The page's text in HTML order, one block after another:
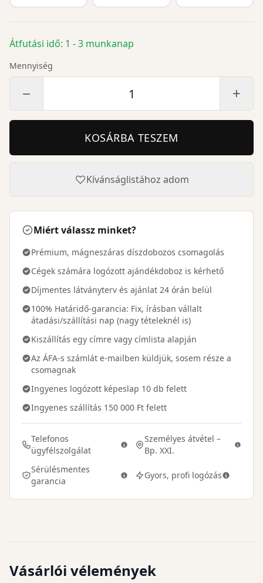
Átfutási idő: 1 - 3 munkanap
Mennyiség
− +
KOSÁRBA TESZEM
Kívánságlistához adom
Miért válassz minket?
Prémium, mágneszáras díszdobozos csomagolás
Cégek számára logózott ajándékdoboz is kérhető
Díjmentes látványterv és ajánlat 24 órán belül
100% Határidő-garancia: Fix, írásban vállalt
átadási/szállítási nap (nagy tételeknél is)
Kiszállítás egy címre vagy címlista alapján
Az ÁFA-s számlát e-mailben küldjük, sosem része a
csomagnak
Ingyenes logózott képeslap 10 db felett
Ingyenes szállítás 150 000 Ft felett
Telefonos
ügyfélszolgálat
Személyes átvétel –
Bp. XXI.
Sérülésmentes
garancia
Gyors, profi logózás
Vásárlói vélemények